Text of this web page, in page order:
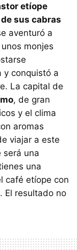
etíope
sus cabras
aventuró a
monjes
y conquistó a
La capital de
, de gran
y el clima
aromas
viajar a este
será una
una
café etíope con
El resultado no